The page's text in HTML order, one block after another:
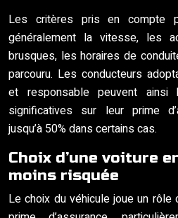
Les critères pris en compte
généralement la vitesse, les
brusques, les horaires de
parcouru. Les conducteurs
et responsable peuvent ainsi
significatives sur leur prime
jusqu’à 50% dans certains cas.
Choix d’une voiture
moins risquée
Le choix du véhicule joue un